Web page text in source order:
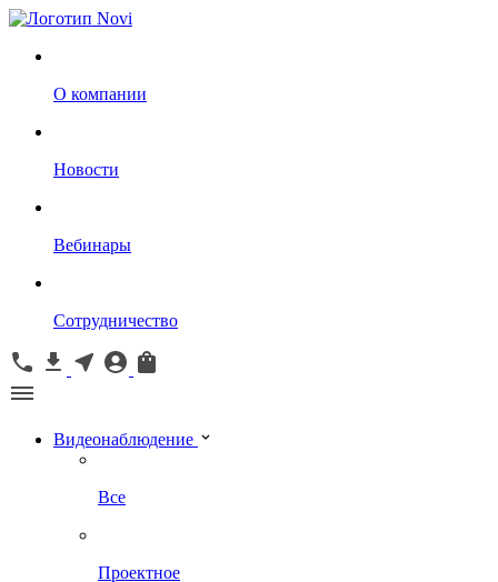
О компании
Новости
Вебинары
Сотрудничество
Видеонаблюдение
Все
Проектное